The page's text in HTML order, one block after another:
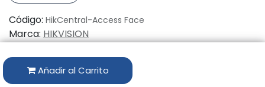
Añadir al Carrito
Código: HikCentral-Access Face
Marca: HIKVISION